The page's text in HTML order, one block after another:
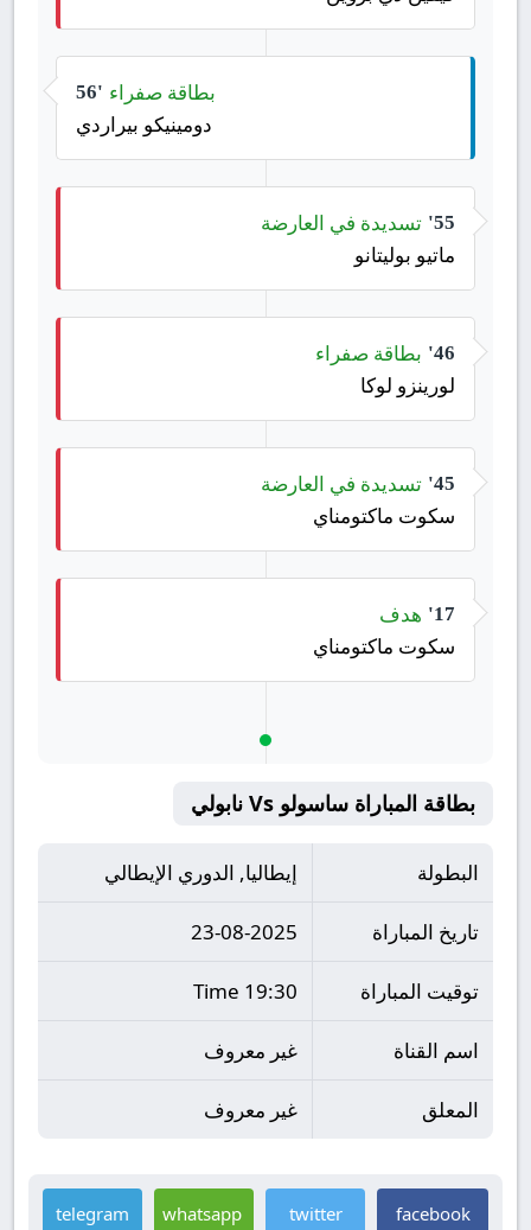
56' بطاقة صفراء
دومينيكو بيراردي
55' تسديدة في العارضة
ماتيو بوليتانو
46' بطاقة صفراء
لورينزو لوكا
45' تسديدة في العارضة
سكوت ماكتومناي
17'
هدف
سكوت ماكتومناي
بطاقة المباراة ساسولو Vs نابولي
البطولة إيطاليا, الدوري الإيطالي
تاريخ المباراة 23-08-2025
توقيت المباراة 19:30 Time
اسم القناة غير معروف
المعلق غير معروف
facebook
twitter
whatsapp
telegram